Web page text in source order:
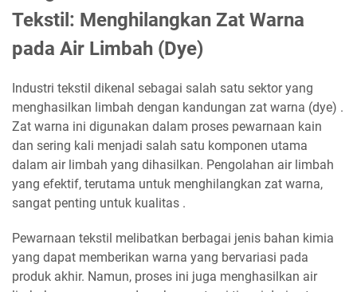
Tekstil: Menghilangkan Zat Warna
pada Air Limbah (Dye)
Industri tekstil dikenal sebagai salah satu sektor yang
menghasilkan limbah dengan kandungan zat warna (dye) .
Zat warna ini digunakan dalam proses pewarnaan kain
dan sering kali menjadi salah satu komponen utama
dalam air limbah yang dihasilkan. Pengolahan air limbah
yang efektif, terutama untuk menghilangkan zat warna,
sangat penting untuk kualitas .
Pewarnaan tekstil melibatkan berbagai jenis bahan kimia
yang dapat memberikan warna yang bervariasi pada
produk akhir. Namun, proses ini juga menghasilkan air